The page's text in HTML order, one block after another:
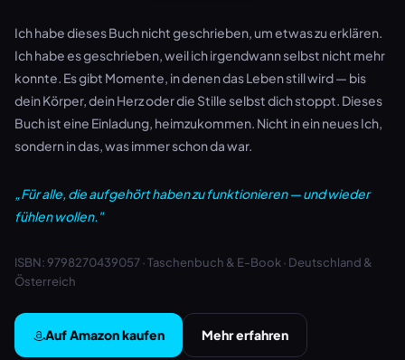
Ich habe dieses Buch nicht geschrieben, um etwas zu erklären.
Ich habe es geschrieben, weil ich irgendwann selbst nicht mehr
konnte. Es gibt Momente, in denen das Leben still wird — bis
dein Körper, dein Herz oder die Stille selbst dich stoppt. Dieses
Buch ist eine Einladung, heimzukommen. Nicht in ein neues Ich,
sondern in das, was immer schon da war.
„Für alle, die aufgehört haben zu funktionieren — und wieder
fühlen wollen."
ISBN: 9798270439057 · Taschenbuch & E-Book · Deutschland &
Österreich
Auf Amazon kaufen Mehr erfahren